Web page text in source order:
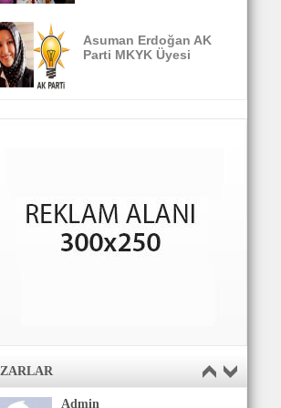
Asuman Erdoğan AK
Parti MKYK Üyesi
Admin